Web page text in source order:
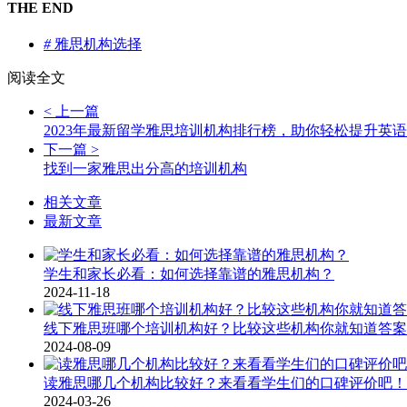
THE END
#雅思机构选择
阅读全文
< 上一篇
2023年最新留学雅思培训机构排行榜，助你轻松提升英
下一篇 >
找到一家雅思出分高的培训机构
相关文章
最新文章
学生和家长必看：如何选择靠谱的雅思机构？
2024-11-18
线下雅思班哪个培训机构好？比较这些机构你就知道答案
2024-08-09
读雅思哪几个机构比较好？来看看学生们的口碑评价吧！
2024-03-26